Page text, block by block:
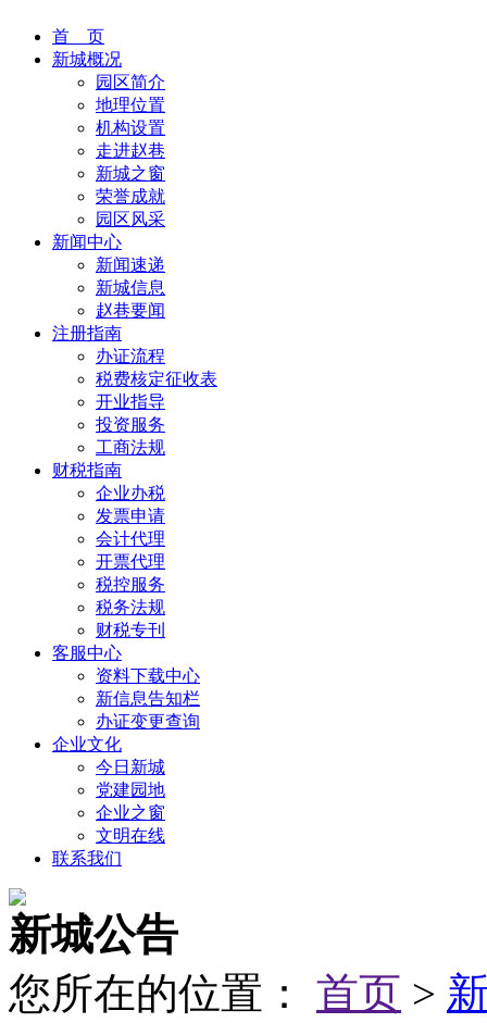
首 页
新城概况
园区简介
地理位置
机构设置
走进赵巷
新城之窗
荣誉成就
园区风采
新闻中心
新闻速递
新城信息
赵巷要闻
注册指南
办证流程
税费核定征收表
开业指导
投资服务
工商法规
财税指南
企业办税
发票申请
会计代理
开票代理
税控服务
税务法规
财税专刊
客服中心
资料下载中心
新信息告知栏
办证变更查询
企业文化
今日新城
党建园地
企业之窗
文明在线
联系我们
新城公告
您所在的位置： 首页 >